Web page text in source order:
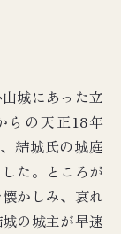
城にあった立
らの天正18年
結城氏の城庭
た。ところが
かしみ、哀れ
の城主が早速